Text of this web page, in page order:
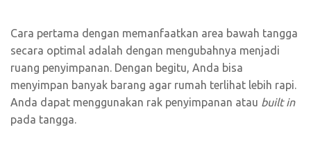
Cara pertama dengan memanfaatkan area bawah tangga
secara optimal adalah dengan mengubahnya menjadi
ruang penyimpanan. Dengan begitu, Anda bisa
menyimpan banyak barang agar rumah terlihat lebih rapi.
Anda dapat menggunakan rak penyimpanan atau built in
pada tangga.